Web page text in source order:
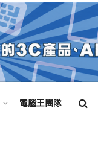
電腦王團隊